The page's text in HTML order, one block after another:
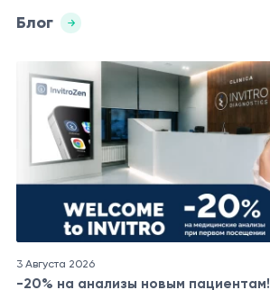
Блог
3 Августа 2026
-20% на анализы новым пациентам!